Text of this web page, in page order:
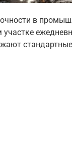
в
участке